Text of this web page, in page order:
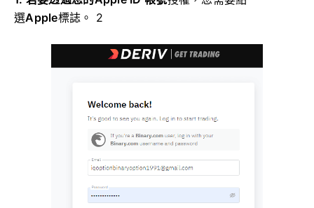
選Apple標誌。 2